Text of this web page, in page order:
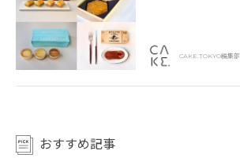
CAKE.TOKYO編集部
おすすめ記事